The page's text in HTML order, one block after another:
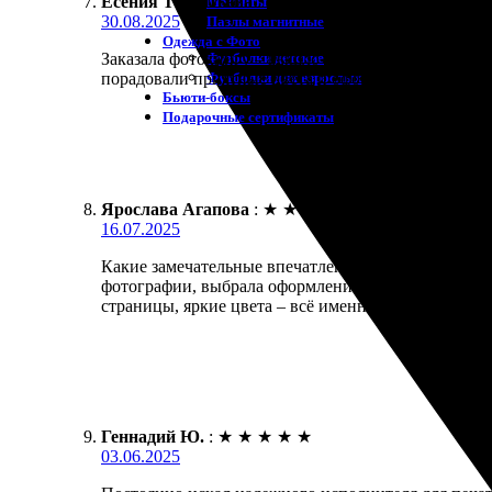
Пазлы магнитные
Одежда с Фото
Футболки детские
Футболки для взрослых
Бьюти-боксы
Подарочные сертификаты
30.08.2025
Заказала фотокнигу – вышло необычно и стильно.
порадовали приятные цвета и оформление.
Ярослава Агапова : ★ ★
16.07.2025
Какие замечательные впечатления остались
фотографии, выбрала оформление и оформила
страницы, яркие цвета – всё именно так, как я
Геннадий Ю. : ★ ★ ★ ★ ★
03.06.2025